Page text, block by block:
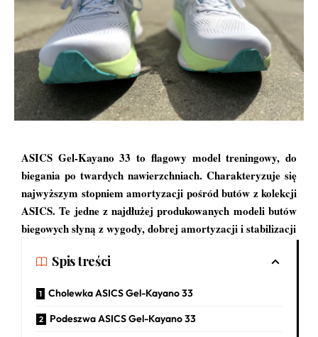
ASICS Gel-Kayano 33 to flagowy model treningowy, do
biegania po twardych nawierzchniach. Charakteryzuje się
najwyższym stopniem amortyzacji pośród butów z kolekcji
ASICS. Te jedne z najdłużej produkowanych modeli butów
biegowych słyną z wygody, dobrej amortyzacji i stabilizacji
Spis treści
Cholewka ASICS Gel-Kayano 33
Podeszwa ASICS Gel-Kayano 33